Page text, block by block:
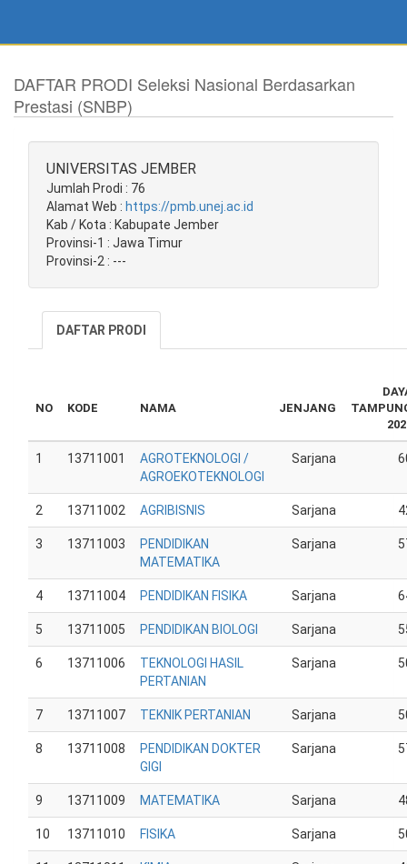
DAFTAR PRODI Seleksi Nasional Berdasarkan
Prestasi (SNBP)
UNIVERSITAS JEMBER
Jumlah Prodi : 76
Alamat Web : https://pmb.unej.ac.id
Kab / Kota : Kabupate Jember
Provinsi-1 : Jawa Timur
Provinsi-2 : ---
DAFTAR PRODI
NO KODE NAMA JENJANG
1 13711001
AGROTEKNOLOGI /
AGROEKOTEKNOLOGI
Sarjana
2 13711002 AGRIBISNIS Sarjana
3 13711003
PENDIDIKAN
MATEMATIKA
Sarjana
4 13711004 PENDIDIKAN FISIKA Sarjana
5 13711005 PENDIDIKAN BIOLOGI Sarjana
6 13711006
TEKNOLOGI HASIL
PERTANIAN
Sarjana
7 13711007 TEKNIK PERTANIAN Sarjana
8 13711008
PENDIDIKAN DOKTER
GIGI
Sarjana
9 13711009 MATEMATIKA Sarjana
10 13711010 FISIKA Sarjana